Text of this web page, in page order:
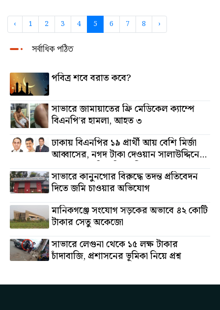
‹ 1 2 3 4 5 6 7 8 ›
সর্বাধিক পঠিত
পবিত্র শবে বরাত কবে?
সাভারে জামায়াতের ফ্রি মেডিকেল ক্যাম্পে
বিএনপি’র হামলা, আহত ৩
ঢাকায় বিএনপির ১৯ প্রার্থী আয় বেশি মির্জা
আব্বাসের, নগদ টাকা দেওয়ান সালাউদ্দিনের,
অস্থাবর সম্পত্তি তমিজউদ্দিনের
সাভারে কানুনগোর বিরুদ্ধে তদন্ত প্রতিবেদন
দিতে জমি চাওয়ার অভিযোগ
মানিকগঞ্জে সংযোগ সড়কের অভাবে ৪২ কোটি
টাকার সেতু অকেজো
সাভারে লেগুনা থেকে ১৫ লক্ষ টাকার
চাঁদাবাজি, প্রশাসনের ভূমিকা নিয়ে প্রশ্ন